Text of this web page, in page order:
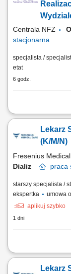
jesteś podjąć
czekamy na Twoją...
Centrala NFZ
stacjonarna
specjalista /
etat
6 godz.
GŁÓWNE ZADANIA
szczególności:
współuczestnictwo
Lekarz
(K/M/N)
Fresenius
Dializ
praca
starszy specjalista /
ekspertka
umowa
aplikuj szybko
1 dni
Opis stanowiska:
schyłkowąLekarz